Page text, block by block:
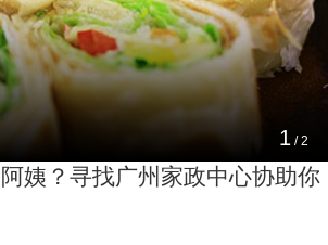
1 /2
姨？寻找广州家政中心协助你